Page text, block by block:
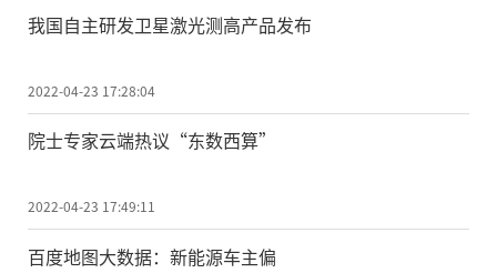
我国自主研发卫星激光测高产品发布
2022-04-23 17:28:04
院士专家云端热议“东数西算”
2022-04-23 17:49:11
百度地图大数据：新能源车主偏